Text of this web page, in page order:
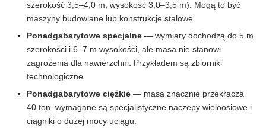
szerokość 3,5–4,0 m, wysokość 3,0–3,5 m). Mogą to być
maszyny budowlane lub konstrukcje stalowe.
Ponadgabarytowe specjalne — wymiary dochodzą do 5 m
szerokości i 6–7 m wysokości, ale masa nie stanowi
zagrożenia dla nawierzchni. Przykładem są zbiorniki
technologiczne.
Ponadgabarytowe ciężkie — masa znacznie przekracza
40 ton, wymagane są specjalistyczne naczepy wieloosiowe i
ciągniki o dużej mocy uciągu.